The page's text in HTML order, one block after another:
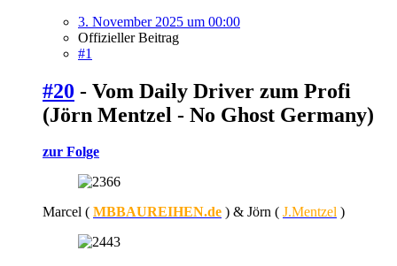
3. November 2025 um 00:00
Offizieller Beitrag
#1
#20 - Vom Daily Driver zum Profi
(Jörn Mentzel - No Ghost Germany)
zur Folge
Marcel ( MBBAUREIHEN.de ) & Jörn ( J.Mentzel )